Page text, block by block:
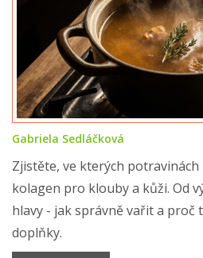
Gabriela Sedláčková
Zjistěte, ve kterých
kolagen pro klouby a kůži. Od
hlavy - jak správně vařit a proč
doplňky.